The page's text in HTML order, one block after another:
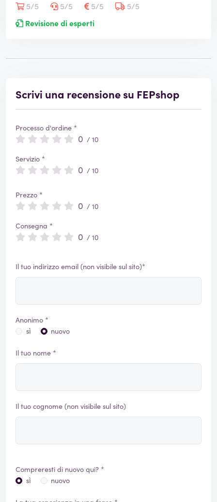
5/5
5/5 5/5
5/5
Revisione di esperti
Scrivi una recensione su FEPshop
Processo d'ordine *
0 / 10
Servizio *
0 / 10
Prezzo *
0 / 10
Consegna *
0 / 10
Il tuo indirizzo email (non visibile sul sito)*
Anonimo *
sì
nuovo
Il tuo nome *
Il tuo cognome (non visibile sul sito)
Compreresti di nuovo qui? *
sì
nuovo